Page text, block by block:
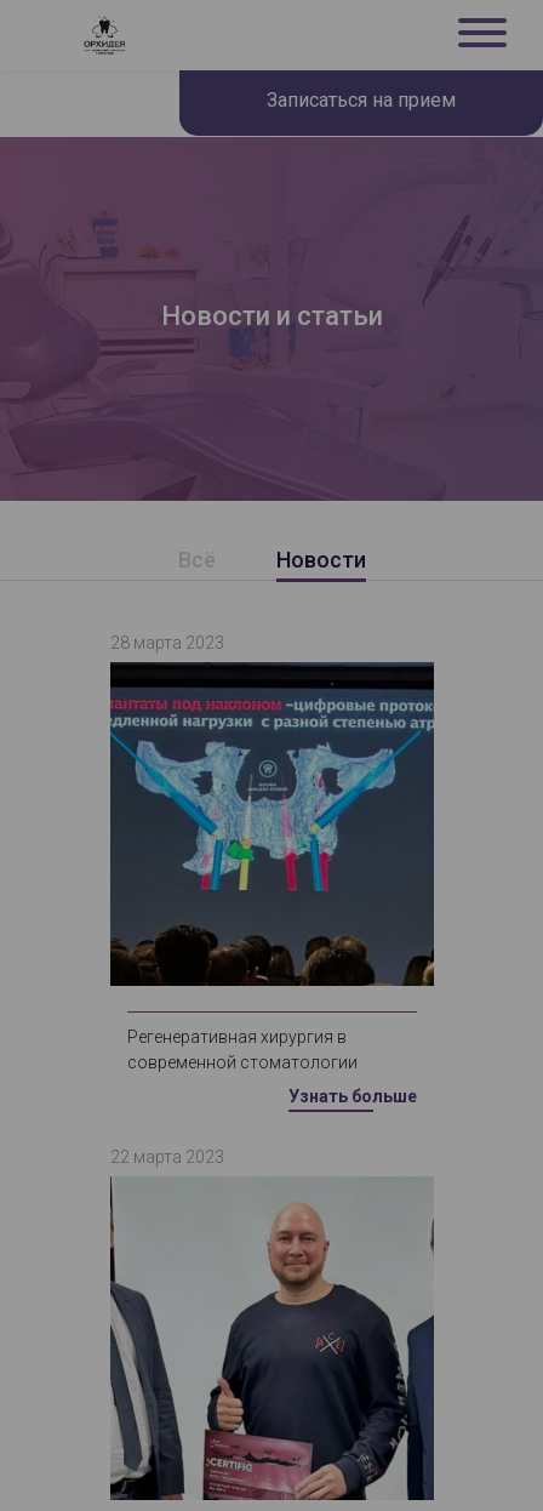
Записаться на прием
Новости и статьи
Всё Новости
28 марта 2023
Регенеративная хирургия в
современной стоматологии
Узнать больше
22 марта 2023